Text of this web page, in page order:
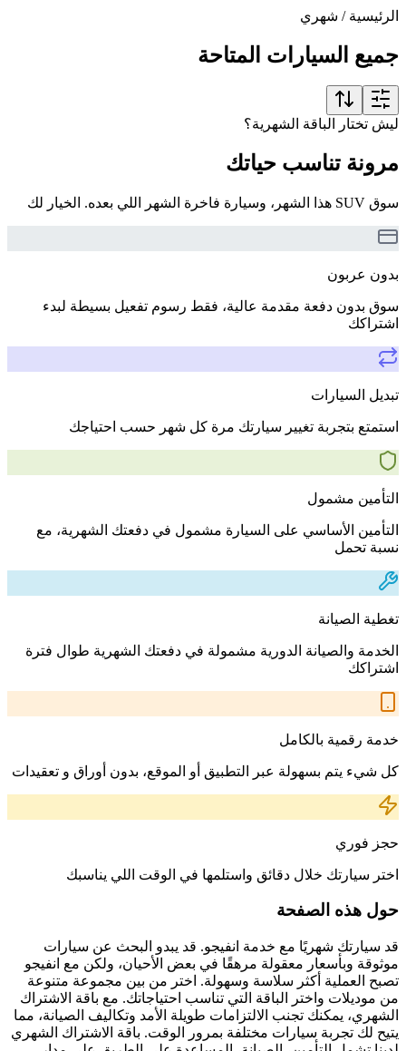
الرئيسية / شهري
جميع السيارات المتاحة
ليش تختار الباقة الشهرية؟
مرونة تناسب حياتك
سوق SUV هذا الشهر، وسيارة فاخرة الشهر اللي بعده. الخيار لك
بدون عربون
سوق بدون دفعة مقدمة عالية، فقط رسوم تفعيل بسيطة لبدء
اشتراكك
تبديل السيارات
استمتع بتجربة تغيير سيارتك مرة كل شهر حسب احتياجك
التأمين مشمول
التأمين الأساسي على السيارة مشمول في دفعتك الشهرية، مع
نسبة تحمل
تغطية الصيانة
الخدمة والصيانة الدورية مشمولة في دفعتك الشهرية طوال فترة
اشتراكك
خدمة رقمية بالكامل
كل شيء يتم بسهولة عبر التطبيق أو الموقع، بدون أوراق و تعقيدات
حجز فوري
اختر سيارتك خلال دقائق واستلمها في الوقت اللي يناسبك
حول هذه الصفحة
قد سيارتك شهريًا مع خدمة انفيجو. قد يبدو البحث عن سيارات
موثوقة وبأسعار معقولة مرهقًا في بعض الأحيان، ولكن مع انفيجو
تصبح العملية أكثر سلاسة وسهولة. اختر من بين مجموعة متنوعة
من موديلات واختر الباقة التي تناسب احتياجاتك. مع باقة الاشتراك
الشهري، يمكنك تجنب الالتزامات طويلة الأمد وتكاليف الصيانة، مما
يتيح لك تجربة سيارات مختلفة بمرور الوقت. باقة الاشتراك الشهري